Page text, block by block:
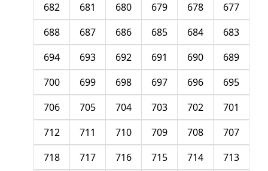
677
678
679
680
681
682
683
684
685
686
687
688
689
690
691
692
693
694
695
696
697
698
699
700
701
702
703
704
705
706
707
708
709
710
711
712
713
714
715
716
717
718